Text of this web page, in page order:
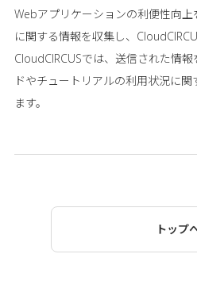
Webアプリケーションの利便性向
に関する情報を収集し、
CloudCIRCUSでは、送信された情
ドやチュートリアルの利用状況に
ます。
トップ